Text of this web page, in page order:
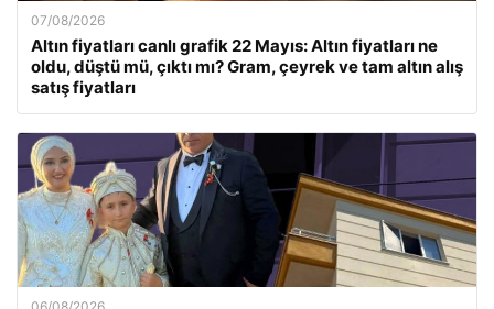
07/08/2026
Altın fiyatları canlı grafik 22 Mayıs: Altın fiyatları ne
oldu, düştü mü, çıktı mı? Gram, çeyrek ve tam altın alış
satış fiyatları